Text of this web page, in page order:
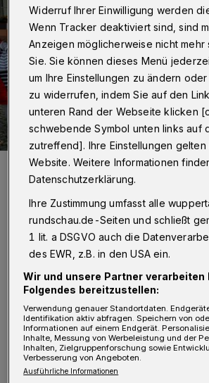
Nur wenige Wagen dürfen offiziell den
Foto: Christoph Petersen
S oufian Goudi
ElberfelderSPD):„Ich
darüber, dass so viele
Wuppertaler bei den
teilgenommen haben. Dies
Menschen bei politischen
Widerruf Ihrer Einwilligung werden
Wenn Tracker deaktiviert sind, sind
Anzeigen möglicherweise nicht
Sie. Sie können dieses Menü
um Ihre Einstellungen zu ändern
zu widerrufen, indem Sie auf den
unteren Rand der Webseite klicken
schwebende Symbol unten links auf
zutreffend]. Ihre Einstellungen gelten
Website. Weitere Informationen
Datenschutzerklärung.
Ihre Zustimmung umfasst alle
rundschau.de-Seiten und schließt
1 lit. a DSGVO auch die
des EWR, z.B. in den USA ein.
Wir und unsere Partner verarbeiten
Folgendes bereitzustellen:
Verwendung genauer Standortdaten.
Identifikation aktiv abfragen. Speichern von
Informationen auf einem Endgerät.
Inhalte, Messung von Werbeleistung und der
Inhalten, Zielgruppenforschung sowie
Verbesserung von Angeboten.
Ausführliche Informationen